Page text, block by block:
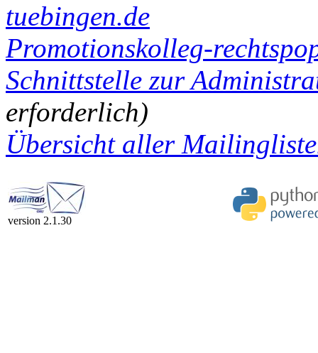
tuebingen.de
Promotionskolleg-
Schnittstelle zur
erforderlich)
Übersicht aller
version 2.1.30